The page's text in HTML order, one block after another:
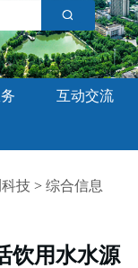
互动交流
技 > 综合信息
饮用水水源